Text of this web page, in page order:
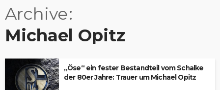
Archive
Michael Opitz
„Öse“ ein fester Bestandteil vom Schalke
der 80er Jahre: Trauer um Michael Opitz